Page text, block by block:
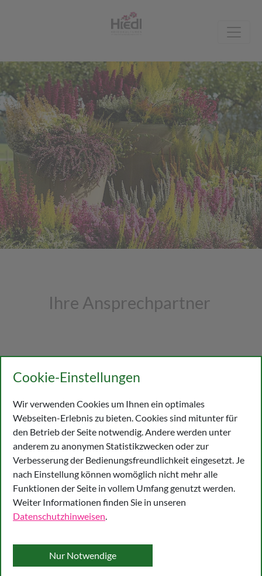
Ihre Ansprechpartner
Cookie-Einstellungen
Wir verwenden Cookies um Ihnen ein optimales
Webseiten-Erlebnis zu bieten. Cookies sind mitunter für
den Betrieb der Seite notwendig. Andere werden unter
anderem zu anonymen Statistikzwecken oder zur
Verbesserung der Bedienungsfreundlichkeit eingesetzt. Je
nach Einstellung können womöglich nicht mehr alle
Funktionen der Seite in vollem Umfang genutzt werden.
Weiter Informationen finden Sie in unseren
Datenschutzhinweisen
Nur Notwendige